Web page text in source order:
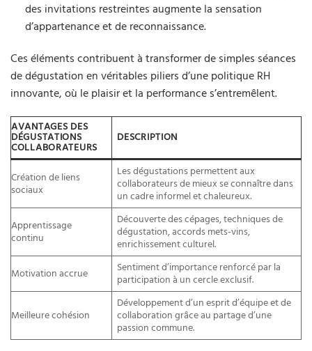
des invitations restreintes augmente la sensation
d’appartenance et de reconnaissance.
Ces éléments contribuent à transformer de simples séances
de dégustation en véritables piliers d’une politique RH
innovante, où le plaisir et la performance s’entremêlent.
AVANTAGES DES
DÉGUSTATIONS
COLLABORATEURS
DESCRIPTION
Création de liens
sociaux
Les dégustations permettent aux
collaborateurs de mieux se connaître dans
un cadre informel et chaleureux.
Apprentissage
continu
Découverte des cépages, techniques de
dégustation, accords mets-vins,
enrichissement culturel.
Motivation accrue
Sentiment d’importance renforcé par la
participation à un cercle exclusif.
Meilleure cohésion
Développement d’un esprit d’équipe et de
collaboration grâce au partage d’une
passion commune.